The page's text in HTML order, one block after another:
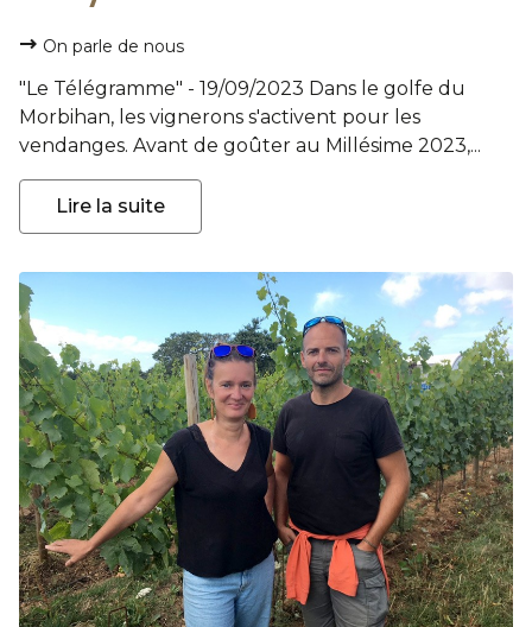
On parle de nous
"Le Télégramme" - 19/09/2023 Dans le golfe du
Morbihan, les vignerons s'activent pour les
vendanges. Avant de goûter au Millésime 2023,...
Lire la suite